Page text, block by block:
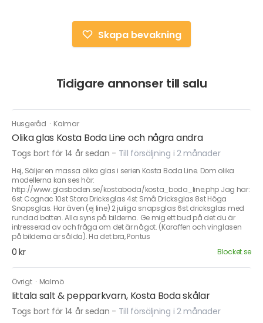
Skapa bevakning
Tidigare annonser till salu
Husgeråd · Kalmar
Olika glas Kosta Boda Line och några andra
Togs bort för 14 år sedan - Till försäljning i 2 månader
Hej, Säljer en massa olika glas i serien Kosta Boda Line. Dom olika
modellerna kan ses här:
http://www.glasboden.se/kostaboda/kosta_boda_line.php Jag har:
6st Cognac 10st Stora Dricksglas 4st Små Dricksglas 8st Höga
Snapsglas. Har även (ej line) 2 juliga snapsglas 6st dricksglas med
rundad botten. Alla syns på bilderna. Ge mig ett bud på det du är
intresserad av och fråga om det är något. (Karaffen och vinglasen
på bilderna är sålda). Ha det bra, Pontus
0 kr Blocket.se
Övrigt · Malmö
Iittala salt & pepparkvarn, Kosta Boda skålar
Togs bort för 14 år sedan - Till försäljning i 2 månader